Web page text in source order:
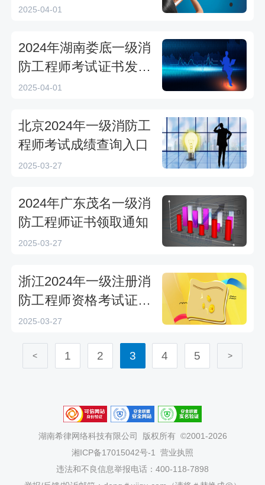
知单）补办通知
2025-04-01
2024年湖南娄底一级消
防工程师考试证书发放
通知
2025-04-01
北京2024年一级消防工
程师考试成绩查询入口
2025-03-27
2024年广东茂名一级消
防工程师证书领取通知
2025-03-27
浙江2024年一级注册消
防工程师资格考试证书
已发通知
2025-03-27
< 1 2 3 4 5 >
湖南希律网络科技有限公司
版权所有 ©2001-2026
湘ICP备17015042号-1
营业执照
违法和不良信息举报电话：400-118-7898